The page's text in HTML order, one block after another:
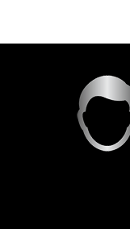
content